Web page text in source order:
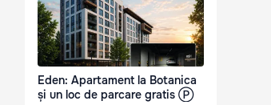
Eden: Apartament la Botanica
și un loc de parcare gratis Ⓟ